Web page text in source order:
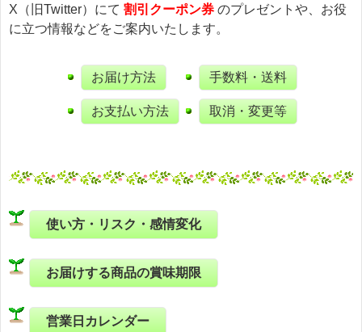
X（旧Twitter）にて 割引クーポン券 のプレゼントや、お役
に立つ情報などをご案内いたします。
お届け方法
お支払い方法
手数料・送料
取消・変更等
使い方・リスク・感情変化
お届けする商品の賞味期限
営業日カレンダー